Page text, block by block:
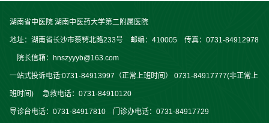
湖南省中医院 湖南中医药大学第二附属医院
地址：湖南省长沙市蔡锷北路233号 邮编：410005 传真：0731-84912978
院长信箱：hnszyyyb@163.com
一站式投诉电话:0731-84913997（正常上班时间） 0731-84917777(非正常上
班时间) 急救电话：0731-84910120
导诊台电话：0731-84917810 门诊办电话：0731-84917729